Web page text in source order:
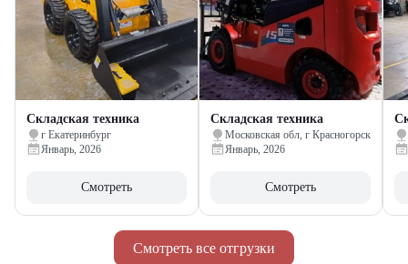
Смотреть все отгрузки
Складская техника
г Екатеринбург
Январь, 2026
Смотреть
Складская техника
Московская обл, г Красногорск
Январь, 2026
Смотреть